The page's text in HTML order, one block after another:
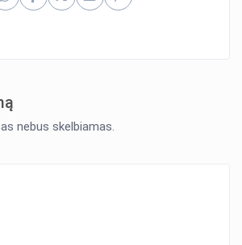
nebus skelbiamas.